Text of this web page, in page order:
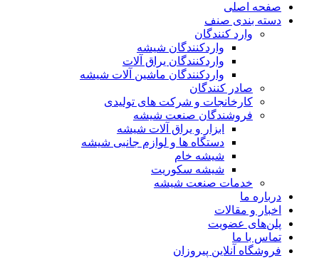
صفحه اصلی
دسته بندی صنف
وارد کنندگان
واردکنندگان شیشه
واردکنندگان یراق آلات
واردکنندگان ماشین آلات شیشه
صادر کنندگان
کارخانجات و شرکت های تولیدی
فروشندگان صنعت شیشه
ابزار و یراق آلات شیشه
دستگاه ها و لوازم جانبی شیشه
شیشه خام
شیشه سکوریت
خدمات صنعت شیشه
درباره ما
اخبار و مقالات
پلن‌های عضویت
تماس با ما
فروشگاه آنلاین پیروزان